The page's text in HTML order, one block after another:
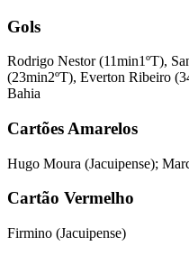
Gols
Rodrigo Nestor (11min1ºT),
(23min2ºT), Everton Ribeiro
Bahia
Cartões Amarelos
Hugo Moura (Jacuipense);
Cartão Vermelho
Firmino (Jacuipense)